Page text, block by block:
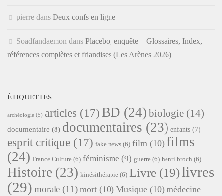
pierre dans Deux confs en ligne
Soadfandaemon dans Placebo, enquête – Glossaires, Index,
références complètes et friandises (Les Arènes 2026)
ÉTIQUETTES
archéologie (5) articles (17) BD (24) biologie (14)
documentaire (8) documentaires (23) enfants (7)
esprit critique (17) fake news (6) film (10) films
(24) France Culture (6) féminisme (9) guerre (6) henri broch (6)
Histoire (23) kinésithérapie (6) Livre (19)livres
(29) morale (11) mort (10) Musique (10) médecine